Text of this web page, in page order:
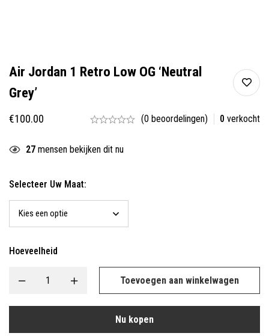
Air Jordan 1 Retro Low OG ‘Neutral
Grey’
€100.00 (0 beoordelingen) 0 verkocht
27 mensen bekijken dit nu
Selecteer Uw Maat:
Hoeveelheid
Toevoegen aan winkelwagen
Nu kopen